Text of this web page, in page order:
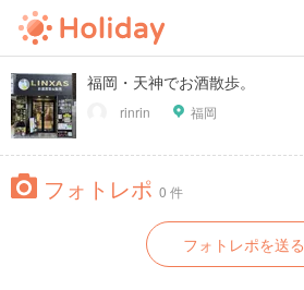
福岡・天神でお酒散歩。
rinrin 福岡
フォトレポ 0 件
フォトレポを送る